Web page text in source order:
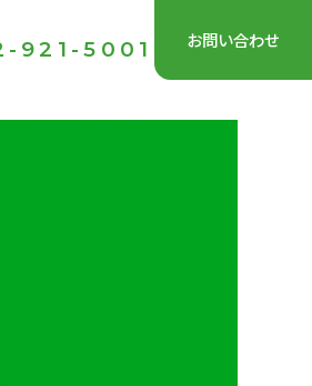
921-5001 お問い合わせ